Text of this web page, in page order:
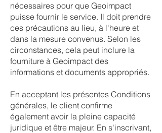
nécessaires pour que Geoimpact
puisse fournir le service. Il doit prendre
ces précautions au lieu, à l'heure et
dans la mesure convenus. Selon les
circonstances, cela peut inclure la
fourniture à Geoimpact des
informations et documents appropriés.
En acceptant les présentes Conditions
générales, le client confirme
également avoir la pleine capacité
juridique et être majeur. En s'inscrivant,